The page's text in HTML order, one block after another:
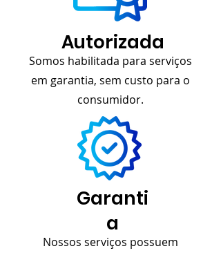
Autorizada
Somos habilitada para serviços
em garantia, sem custo para o
consumidor.
Garanti
a
Nossos serviços possuem